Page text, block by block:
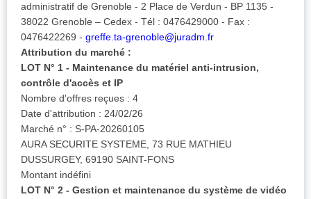
administratif de Grenoble - 2 Place de Verdun - BP 1135 -
38022 Grenoble – Cedex - Tél : 0476429000 - Fax :
0476422269 - greffe.ta-grenoble@juradm.fr
Attribution du marché :
LOT N° 1 - Maintenance du matériel anti-intrusion,
contrôle d'accès et IP
Nombre d'offres reçues : 4
Date d'attribution : 24/02/26
Marché n° : S-PA-20260105
AURA SECURITE SYSTEME, 73 RUE MATHIEU
DUSSURGEY, 69190 SAINT-FONS
Montant indéfini
LOT N° 2 - Gestion et maintenance du système de vidéo